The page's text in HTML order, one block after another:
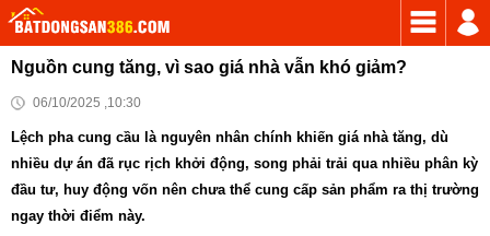
Nguồn cung tăng, vì sao giá nhà vẫn khó giảm?
06/10/2025 ,10:30
Lệch pha cung cầu là nguyên nhân chính khiến giá nhà tăng, dù
nhiều dự án đã rục rịch khởi động, song phải trải qua nhiều phân kỳ
đầu tư, huy động vốn nên chưa thể cung cấp sản phẩm ra thị trường
ngay thời điểm này.